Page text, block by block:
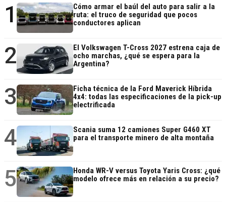
1
Cómo armar el baúl del auto para salir a la
ruta: el truco de seguridad que pocos
conductores aplican
2
El Volkswagen T-Cross 2027 estrena caja de
ocho marchas, ¿qué se espera para la
Argentina?
3
Ficha técnica de la Ford Maverick Híbrida
4x4: todas las especificaciones de la pick-up
electrificada
4
Scania suma 12 camiones Super G460 XT
para el transporte minero de alta montaña
5
Honda WR-V versus Toyota Yaris Cross: ¿qué
modelo ofrece más en relación a su precio?